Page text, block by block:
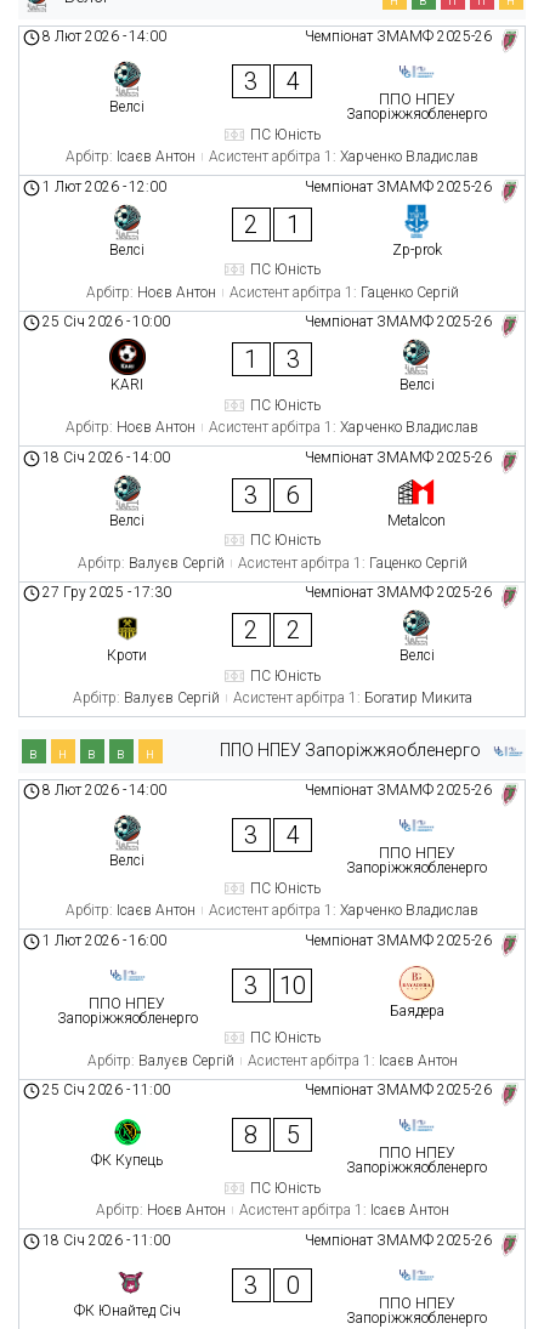
Чемпіонат ЗМАМФ 2025-26
8 Лют 2026 -14:00
Велсі
3 4
ППО НПЕУ
Запоріжжяобленерго
ПС Юність
Арбітр: Ісаєв Антон Асистент арбітра 1: Харченко Владислав
Чемпіонат ЗМАМФ 2025-26
1 Лют 2026 -12:00
Велсі
2 1
Zp-prok
ПС Юність
Арбітр: Ноєв Антон Асистент арбітра 1: Гаценко Сергій
Чемпіонат ЗМАМФ 2025-26
25 Січ 2026 -10:00
KARI
1 3
Велсі
ПС Юність
Арбітр: Ноєв Антон Асистент арбітра 1: Харченко Владислав
Чемпіонат ЗМАМФ 2025-26
18 Січ 2026 -14:00
Велсі
3 6
Metalcon
ПС Юність
Арбітр: Валуєв Сергій Асистент арбітра 1: Гаценко Сергій
Чемпіонат ЗМАМФ 2025-26
27 Гру 2025 -17:30
Кроти
2 2
Велсі
ПС Юність
Арбітр: Валуєв Сергій Асистент арбітра 1: Богатир Микита
ППО НПЕУ Запоріжжяобленерго
в н в в н
Чемпіонат ЗМАМФ 2025-26
8 Лют 2026 -14:00
Велсі
3 4
ППО НПЕУ
Запоріжжяобленерго
ПС Юність
Арбітр: Ісаєв Антон Асистент арбітра 1: Харченко Владислав
Чемпіонат ЗМАМФ 2025-26
1 Лют 2026 -16:00
ППО НПЕУ
Запоріжжяобленерго
3 10
Баядера
ПС Юність
Арбітр: Валуєв Сергій Асистент арбітра 1: Ісаєв Антон
Чемпіонат ЗМАМФ 2025-26
25 Січ 2026 -11:00
ФК Купець
8 5
ППО НПЕУ
Запоріжжяобленерго
ПС Юність
Арбітр: Ноєв Антон Асистент арбітра 1: Ісаєв Антон
Чемпіонат ЗМАМФ 2025-26
18 Січ 2026 -11:00
ФК Юнайтед Січ
3 0
ППО НПЕУ
Запоріжжяобленерго